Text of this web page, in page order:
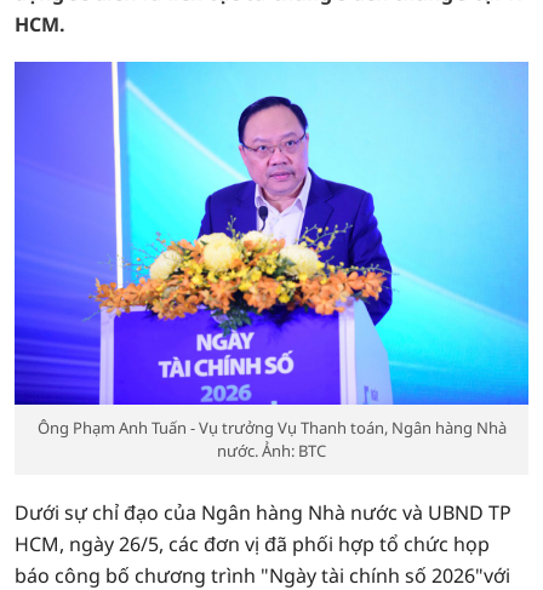
HCM.
Ông Phạm Anh Tuấn - Vụ trưởng Vụ Thanh toán, Ngân hàng Nhà
nước. Ảnh: BTC
Dưới sự chỉ đạo của Ngân hàng Nhà nước và UBND TP
HCM, ngày 26/5, các đơn vị đã phối hợp tổ chức họp
báo công bố chương trình "Ngày tài chính số 2026"với